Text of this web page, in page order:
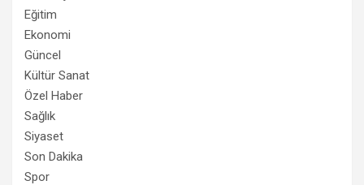
Eğitim
Ekonomi
Güncel
Kültür Sanat
Özel Haber
Sağlık
Siyaset
Son Dakika
Spor